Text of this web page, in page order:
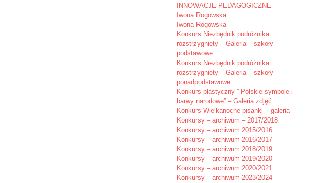
INNOWACJE PEDAGOGICZNE
Iwona Rogowska
Iwona Rogowska
Konkurs Niezbędnik podróżnika
rozstrzygnięty – Galeria – szkoły
podstawowe
Konkurs Niezbędnik podróżnika
rozstrzygnięty – Galeria – szkoły
ponadpodstawowe
Konkurs plastyczny ” Polskie symbole i
barwy narodowe” – Galeria zdjęć
Konkurs Wielkanocne pisanki – galeria
Konkursy – archiwum – 2017/2018
Konkursy – archiwum 2015/2016
Konkursy – archiwum 2016/2017
Konkursy – archiwum 2018/2019
Konkursy – archiwum 2019/2020
Konkursy – archiwum 2020/2021
Konkursy – archiwum 2023/2024